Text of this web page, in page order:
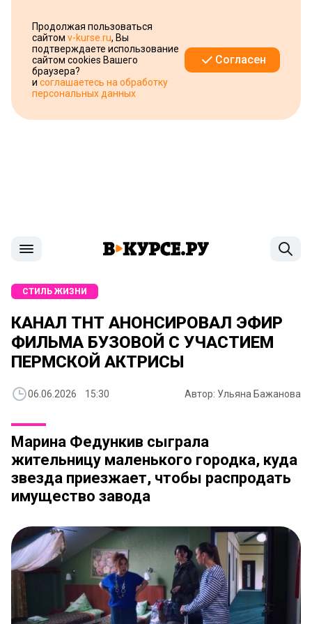
Продолжая пользоваться
сайтом v-kurse.ru, Вы
подтверждаете использование
сайтом cookies Вашего
браузера?
и соглашаетесь на обработку
персональных данных
Согласен
СТИЛЬ ЖИЗНИ
КАНАЛ ТНТ АНОНСИРОВАЛ ЭФИР
ФИЛЬМА БУЗОВОЙ С УЧАСТИЕМ
ПЕРМСКОЙ АКТРИСЫ
06.06.2026 15:30 Автор: Ульяна Бажанова
Марина Федункив сыграла
жительницу маленького городка, куда
звезда приезжает, чтобы распродать
имущество завода